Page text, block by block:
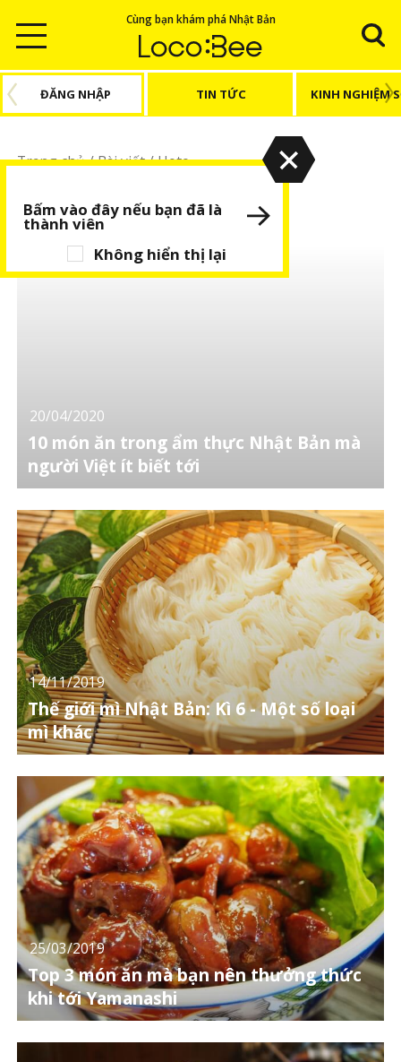
Cùng bạn khám phá Nhật Bản
ĐĂNG NHẬP TIN TỨC KINH NGHIỆM
Trang chủ/Bài viết/Hoto
Hoto
20/04/2020
10 món ăn trong ẩm thực Nhật Bản mà
người Việt ít biết tới
14/11/2019
Thế giới mì Nhật Bản: Kì 6 - Một số loại
mì khác
25/03/2019
Top 3 món ăn mà bạn nên thưởng thức
khi tới Yamanashi
Không hiển thị lại
Bấm vào đây nếu bạn đã là
thành viên